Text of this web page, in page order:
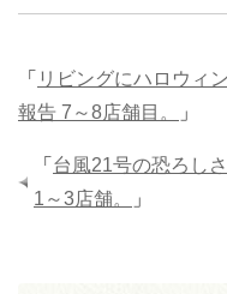
「 リビングにハロウィ
報告 7～8店舗目。
」
「 台風21号の恐ろし
1～3店舗。
」